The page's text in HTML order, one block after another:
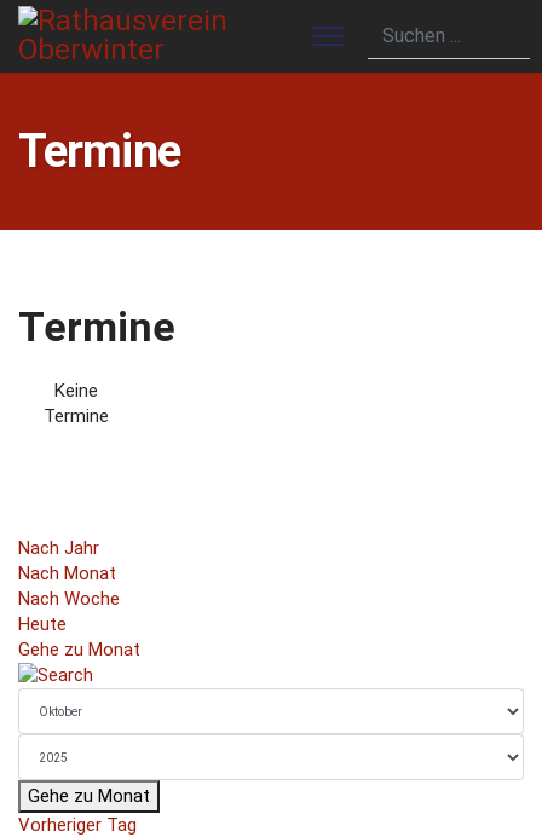
Termine
Termine
Keine
Termine
Nach Jahr
Nach Monat
Nach Woche
Heute
Gehe zu Monat
Gehe zu Monat
Vorheriger Tag